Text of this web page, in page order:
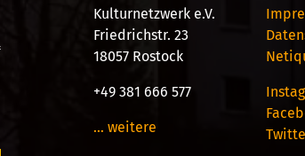
Kulturnetzwerk e.V.
Friedrichstr. 23
18057 Rostock
+49 381 666 577
… weitere